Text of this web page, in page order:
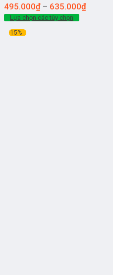
495.000₫ – 635.000₫
Lựa chọn các tùy chọn
-15%